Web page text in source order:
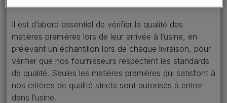
Il est d’abord essentiel de vérifier la qualité des
matières premières lors de leur arrivée à l’usine, en
prélevant un échantillon lors de chaque livraison, pour
vérifier que nos fournisseurs respectent les standards
de qualité. Seules les matières premières qui satisfont à
nos critères de qualité stricts sont autorisés à entrer
dans l’usine.